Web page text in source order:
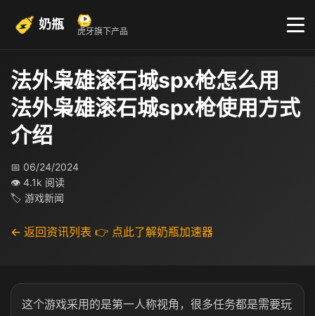
奶瓶 虎牙旗下产品
法外枭雄滚石城spx枪怎么用
法外枭雄滚石城spx枪使用方式
介绍
📅 06/24/2024
👁 4.1k 阅读
🏷 游戏新闻
← 返回资讯列表 👉 点此了解奶瓶加速器
这个游戏采用的是第一人称视角，很多任务都是需要玩